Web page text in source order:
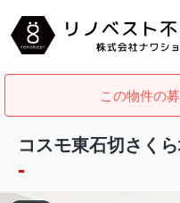
この物件の
コスモ東石切さく
-